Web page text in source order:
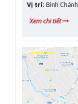
Vị trí: Bình Chánh
Xem chi tiết